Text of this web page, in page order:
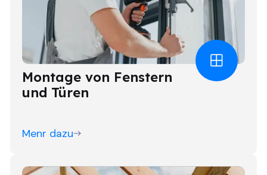
Montage von Fenstern
und Türen
Menr dazu